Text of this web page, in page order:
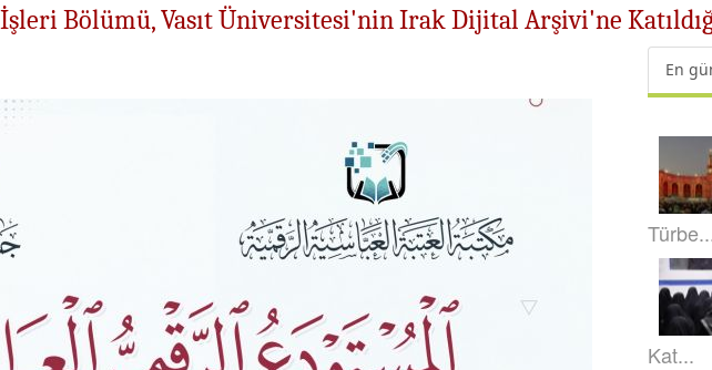
Bölümü, Vasıt Üniversitesi'nin Irak Dijital Arşivi'ne
En
Kat...